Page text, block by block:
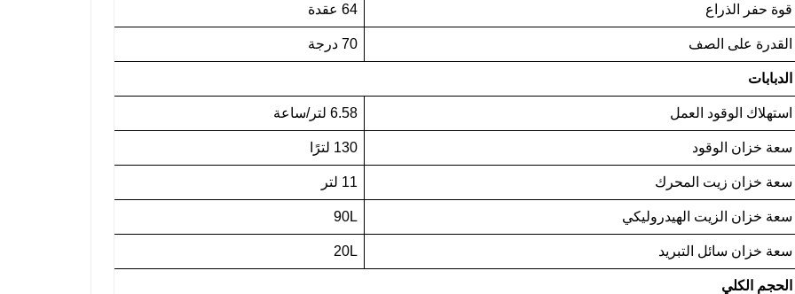
قوة حفر الذراع 64 عقدة
القدرة على الصف 70 درجة
الدبابات
استهلاك الوقود العمل 6.58 لتر/ساعة
سعة خزان الوقود 130 لترًا
سعة خزان زيت المحرك 11 لتر
سعة خزان الزيت الهيدروليكي 90L
سعة خزان سائل التبريد 20L
الحجم الكلي